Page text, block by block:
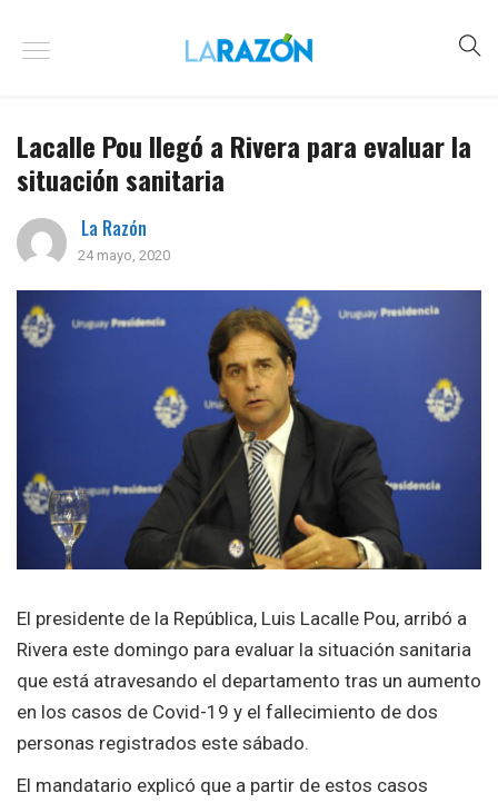
Lacalle Pou llegó a Rivera para evaluar la
situación sanitaria
La Razón
24 mayo, 2020
El presidente de la República, Luis Lacalle Pou, arribó a
Rivera este domingo para evaluar la situación sanitaria
que está atravesando el departamento tras un aumento
en los casos de Covid-19 y el fallecimiento de dos
personas registrados este sábado.
El mandatario explicó que a partir de estos casos